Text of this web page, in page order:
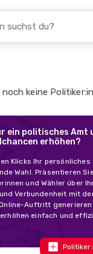
keine
ein politisches Amt
erhöhen?
Klicks Ihr
Wahl. Präsentieren
und Wähler über
Verbundenheit mit
Auftritt generieren
einfach und